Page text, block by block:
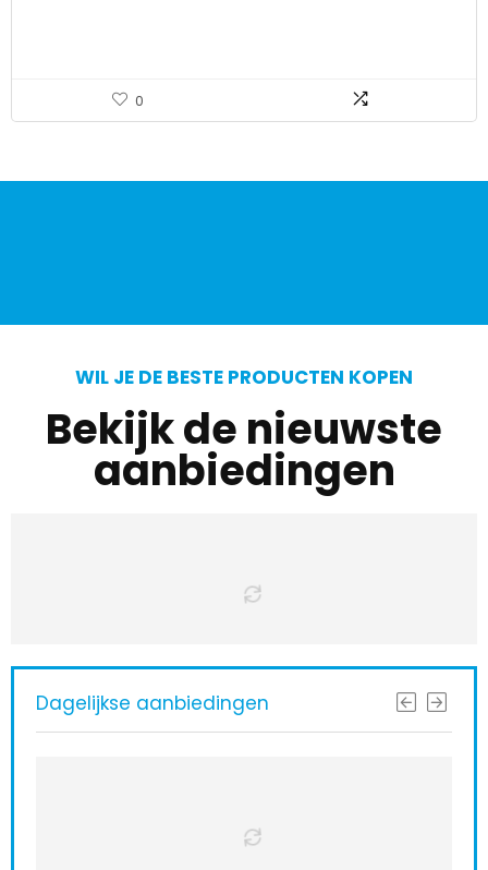
0
WIL JE DE BESTE PRODUCTEN KOPEN
Bekijk de nieuwste
aanbiedingen
Dagelijkse aanbiedingen